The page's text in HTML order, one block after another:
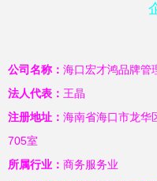
公司名称： 海口宏才鸿品牌管
法人代表： 王晶
注册地址： 海南省海口市龙华
705室
所属行业： 商务服务业